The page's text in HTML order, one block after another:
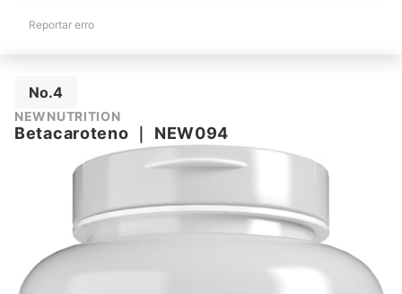
Reportar erro
No.4
NEWNUTRITION
Betacaroteno NEW094